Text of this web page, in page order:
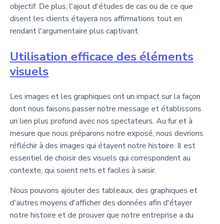
objectif. De plus, l'ajout d'études de cas ou de ce que
disent les clients étayera nos affirmations tout en
rendant l'argumentaire plus captivant.
Utilisation efficace des éléments
visuels
Les images et les graphiques ont un impact sur la façon
dont nous faisons passer notre message et établissons
un lien plus profond avec nos spectateurs. Au fur et à
mesure que nous préparons notre exposé, nous devrions
réfléchir à des images qui étayent notre histoire. Il est
essentiel de choisir des visuels qui correspondent au
contexte, qui soient nets et faciles à saisir.
Nous pouvons ajouter des tableaux, des graphiques et
d'autres moyens d'afficher des données afin d'étayer
notre histoire et de prouver que notre entreprise a du